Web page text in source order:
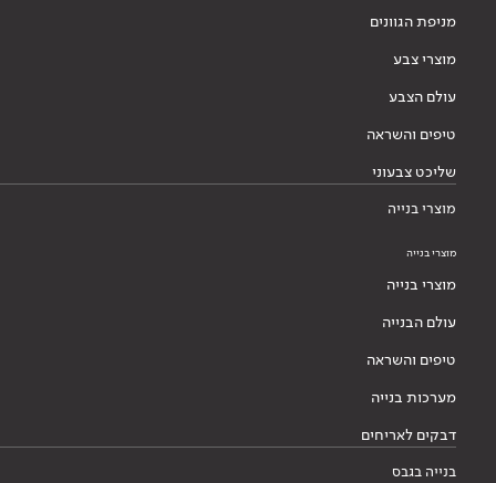
מניפת הגוונים
מוצרי צבע
עולם הצבע
טיפים והשראה
שליכט צבעוני
מוצרי בנייה
מוצרי בנייה
מוצרי בנייה
עולם הבנייה
טיפים והשראה
מערכות בנייה
דבקים לאריחים
בנייה בגבס